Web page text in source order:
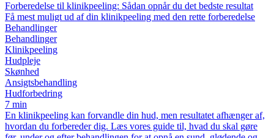
Forberedelse til klinikpeeling: Sådan opnår du det bedste resultat
Få mest muligt ud af din klinikpeeling med den rette forberedelse
Behandlinger
Behandlinger
Klinikpeeling
Hudpleje
Skønhed
Ansigtsbehandling
Hudforbedring
7 min
En klinikpeeling kan forvandle din hud, men resultatet afhænger af,
hvordan du forbereder dig. Læs vores guide til, hvad du skal gøre